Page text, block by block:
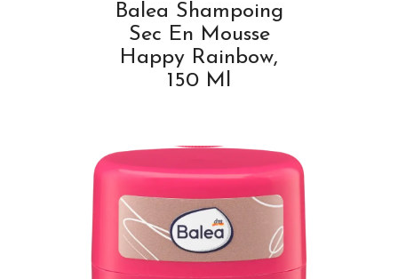
Balea Shampoing
Sec En Mousse
Happy Rainbow,
150 Ml